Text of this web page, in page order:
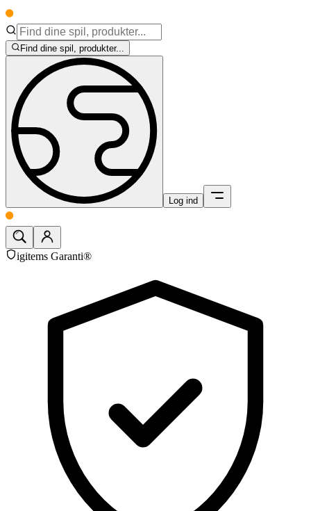
Find dine spil, produkter...
Log ind
igitems Garanti®